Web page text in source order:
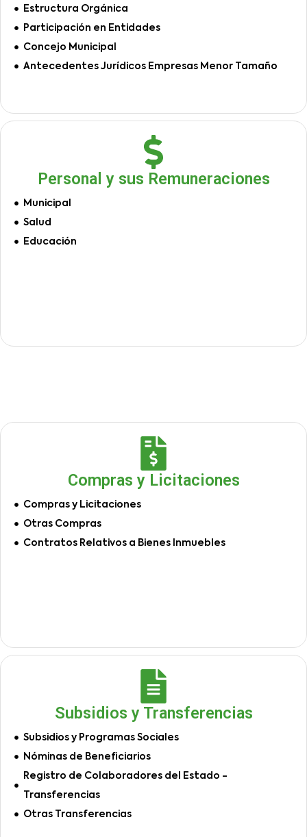
Estructura Orgánica
Participación en Entidades
Concejo Municipal
Antecedentes Jurídicos Empresas Menor Tamaño
Personal y sus Remuneraciones
Municipal
Salud
Educación
Compras y Licitaciones
Compras y Licitaciones
Otras Compras
Contratos Relativos a Bienes Inmuebles
Subsidios y Transferencias
Subsidios y Programas Sociales
Nóminas de Beneficiarios
Registro de Colaboradores del Estado -
Transferencias
Otras Transferencias